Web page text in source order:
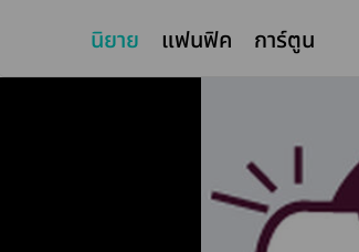
นิยาย แฟนฟิค การ์ตูน